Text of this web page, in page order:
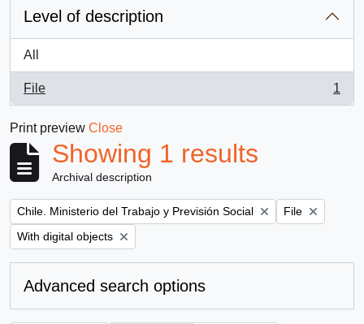
Level of description
All
File
, 1 results
1
Print preview Close
Showing 1 results
Archival description
Remove filter:
Chile. Ministerio del Trabajo y Previsión Social Remove filter:
File
Remove filter:
With digital objects
Advanced search options